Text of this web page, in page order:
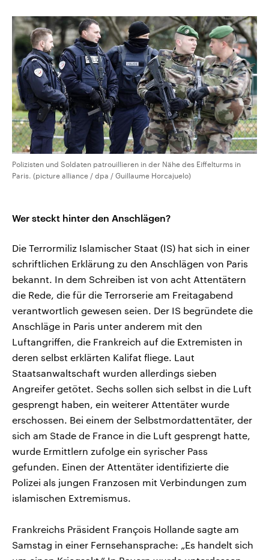
Polizisten und Soldaten patrouillieren in der Nähe des Eiffelturms in
Paris. (picture alliance / dpa / Guillaume Horcajuelo)
Wer steckt hinter den Anschlägen?
Die Terrormiliz Islamischer Staat (IS) hat sich in einer
schriftlichen Erklärung zu den Anschlägen von Paris
bekannt. In dem Schreiben ist von acht Attentätern
die Rede, die für die Terrorserie am Freitagabend
verantwortlich gewesen seien. Der IS begründete die
Anschläge in Paris unter anderem mit den
Luftangriffen, die Frankreich auf die Extremisten in
deren selbst erklärten Kalifat fliege. Laut
Staatsanwaltschaft wurden allerdings sieben
Angreifer getötet. Sechs sollen sich selbst in die Luft
gesprengt haben, ein weiterer Attentäter wurde
erschossen. Bei einem der Selbstmordattentäter, der
sich am Stade de France in die Luft gesprengt hatte,
wurde Ermittlern zufolge ein syrischer Pass
gefunden. Einen der Attentäter identifizierte die
Polizei als jungen Franzosen mit Verbindungen zum
islamischen Extremismus.
Frankreichs Präsident François Hollande sagte am
Samstag in einer Fernsehansprache: „Es handelt sich